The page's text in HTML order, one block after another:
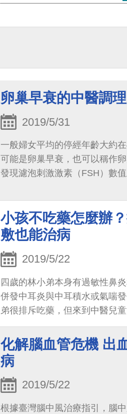
卵巢早衰的中醫調理
2019/5/31
一般婦女平均的停經年齡大約
可能是卵巢早衰，也可以稱作
發現濾泡刺激激素（FSH）數值
小孩不吃藥怎麼辦
敷也能治病
2019/5/22
四歲的林小弟本身有過敏性鼻
併發中耳炎與中耳積水或氣喘
弟很排斥吃藥，但來到中醫兒
敷貼，感冒次數減少，氣喘近
頻率也減少。
化解腦血管危機 出
病
2019/5/22
根據臺灣腦中風治療指引，腦